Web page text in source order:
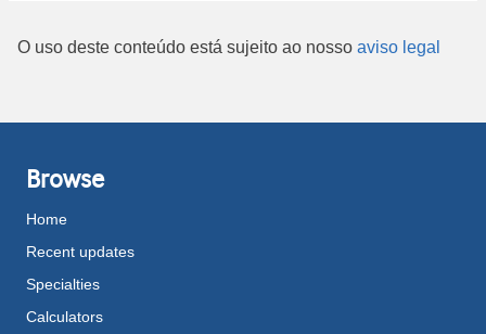
O uso deste conteúdo está sujeito ao nosso aviso legal
Browse
Home
Recent updates
Specialties
Calculators